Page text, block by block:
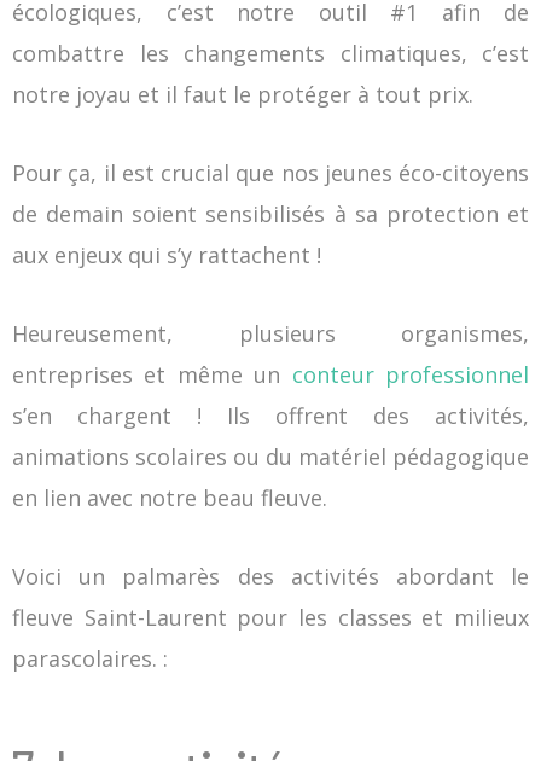
écologiques, c’est notre outil #1 afin de
combattre les changements climatiques, c’est
notre joyau et il faut le protéger à tout prix.
Pour ça, il est crucial que nos jeunes éco-citoyens
de demain soient sensibilisés à sa protection et
aux enjeux qui s’y rattachent !
Heureusement, plusieurs organismes,
entreprises et même un conteur professionnel
s’en chargent ! Ils offrent des activités,
animations scolaires ou du matériel pédagogique
en lien avec notre beau fleuve.
Voici un palmarès des activités abordant le
fleuve Saint-Laurent pour les classes et milieux
parascolaires. :